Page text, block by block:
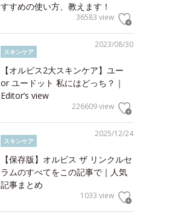
すすめの使い方、教えます！
36583 view
2023/08/30
スキンケア
【オルビス2大スキンケア】ユー
or ユードット 私にはどっち？｜
Editor’s view
226609 view
2025/12/24
スキンケア
【保存版】オルビス ザ リンクルセ
ラムのすべてをこの記事で｜人気
記事まとめ
1033 view